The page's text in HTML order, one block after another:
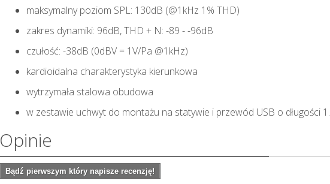
maksymalny poziom SPL: 130dB (@1kHz 1% THD)
zakres dynamiki: 96dB, THD + N: -89 - -96dB
czułość: -38dB (0dBV = 1V/Pa @1kHz)
kardioidalna charakterystyka kierunkowa
wytrzymała stalowa obudowa
w zestawie uchwyt do montażu na statywie i przewód USB o długości
Opinie
Bądź pierwszym który napisze recenzję!